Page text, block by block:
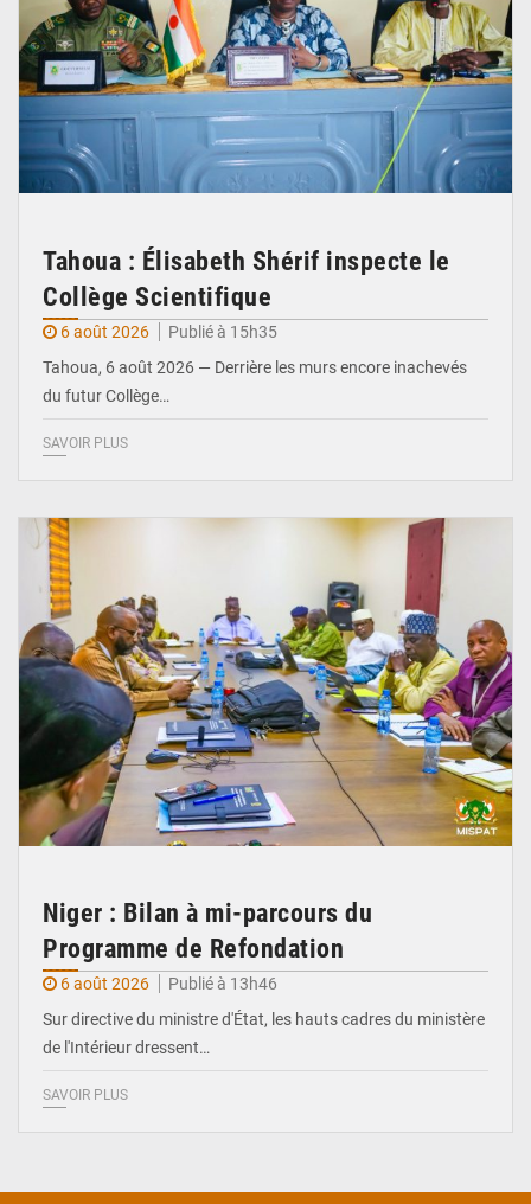
Tahoua : Élisabeth Shérif inspecte le
Collège Scientifique
6 août 2026
Publié à 15h35
Tahoua, 6 août 2026 — Derrière les murs encore inachevés
du futur Collège…
SAVOIR PLUS
Niger : Bilan à mi-parcours du
Programme de Refondation
6 août 2026
Publié à 13h46
Sur directive du ministre d'État, les hauts cadres du ministère
de l'Intérieur dressent…
SAVOIR PLUS